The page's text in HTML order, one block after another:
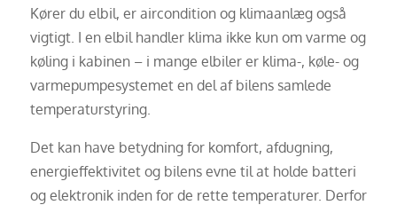
Kører du elbil, er aircondition og klimaanlæg også
vigtigt. I en elbil handler klima ikke kun om varme og
køling i kabinen – i mange elbiler er klima-, køle- og
varmepumpesystemet en del af bilens samlede
temperaturstyring.
Det kan have betydning for komfort, afdugning,
energieffektivitet og bilens evne til at holde batteri
og elektronik inden for de rette temperaturer. Derfor